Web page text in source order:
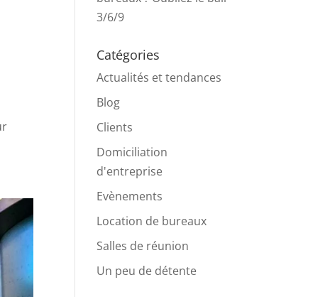
3/6/9
Catégories
Actualités et tendances
Blog
Clients
Domiciliation
d'entreprise
Evènements
Location de bureaux
Salles de réunion
Un peu de détente